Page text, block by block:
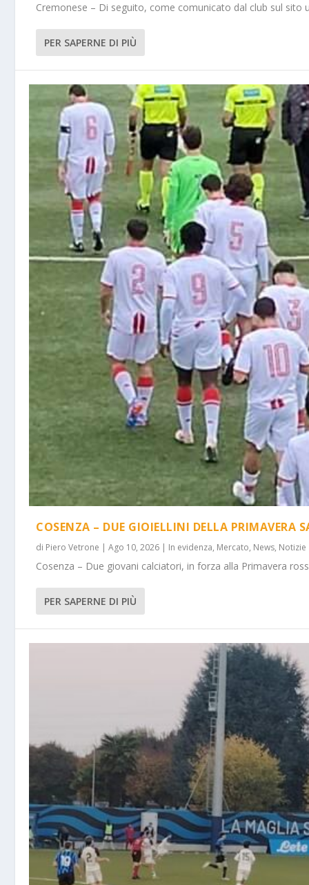
Cremonese – Di seguito, come comunicato dal club sul sito
PER SAPERNE DI PIÙ
COSENZA – DUE GIOIELLINI DELLA PRIMAVERA
di Piero Vetrone |Ago 10, 2026 | In evidenza, Mercato, News, Notizie
Cosenza – Due giovani calciatori, in forza alla Primavera
PER SAPERNE DI PIÙ